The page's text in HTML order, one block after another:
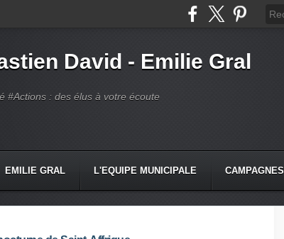
David - Emilie Gral
#Actions : des élus à votre écoute
EMILIE GRAL L'EQUIPE MUNICIPALE CAMPAGNES